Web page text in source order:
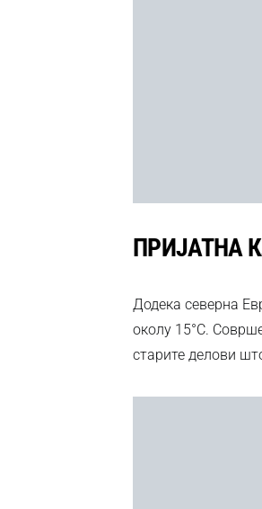
ПРИЈАТНА
Додека северна
околу 15°C.
старите делови